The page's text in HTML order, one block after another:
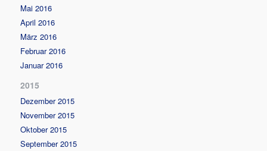
Mai 2016
April 2016
März 2016
Februar 2016
Januar 2016
2015
Dezember 2015
November 2015
Oktober 2015
September 2015